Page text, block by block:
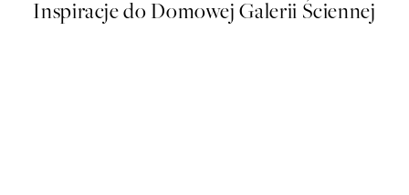
Inspiracje do Domowej Galerii Ściennej